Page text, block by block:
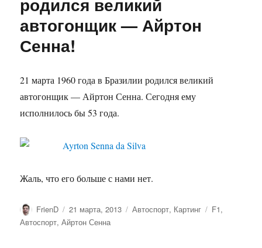
автогонщик — Айртон
Сенна!
21 марта 1960 года в Бразилии родился великий
автогонщик — Айртон Сенна. Сегодня ему
исполнилось бы 53 года.
Жаль, что его больше с нами нет.
Автор
FrienD Опубликовано
21 марта, 2013 Рубрики
Автоспорт, Картинг Метки
F1,
Автоспорт,Айртон Сенна